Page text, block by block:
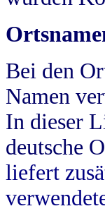
Bei den
Namen
In dieser
deutsche
liefert